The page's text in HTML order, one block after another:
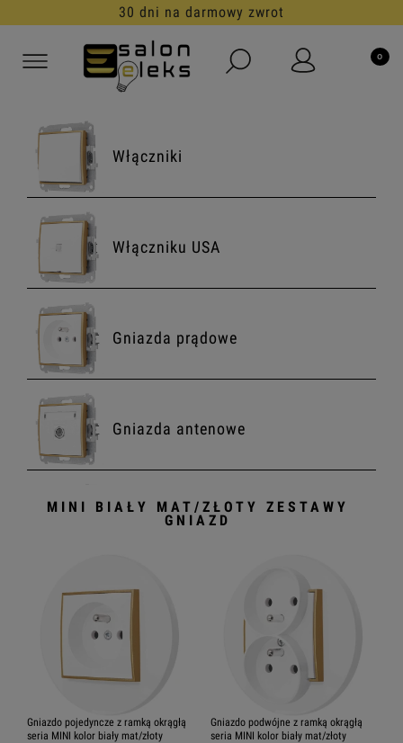
30 dni na darmowy zwrot
Włączniki
Włączniku USA
Gniazda prądowe
Gniazda antenowe
Gniazda multimedialne
Ramki
zestawy z ramkami
MINI BIAŁY MAT/ZŁOTY ZESTAWY
GNIAZD
Gniazdo pojedyncze z ramką okrągłą
seria MINI kolor biały mat/złoty
Gniazdo podwójne z ramką okrągłą
seria MINI kolor biały mat/złoty